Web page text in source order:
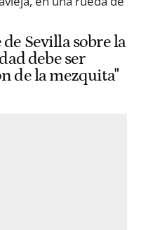
Sevilla sobre la
debe ser
de la mezquita"